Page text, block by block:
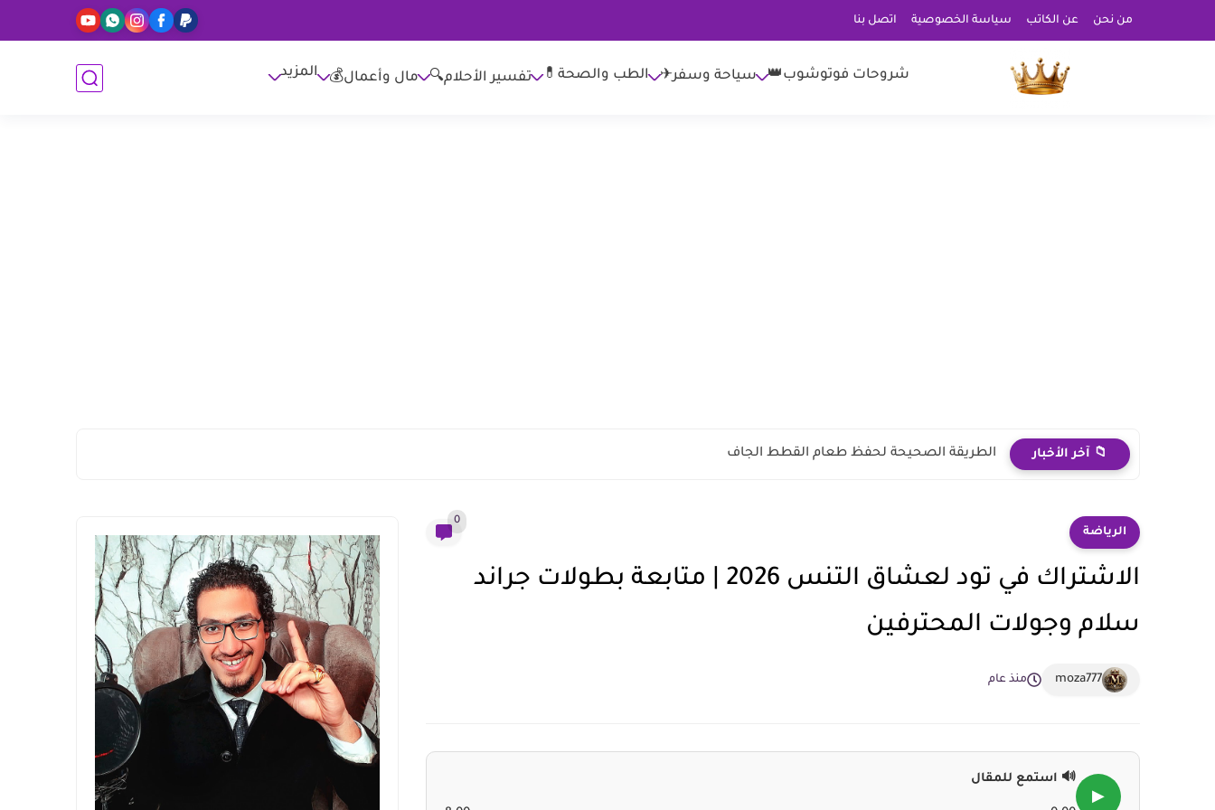
من نحن عن الكاتب سياسة الخصوصية اتصل بنا
شروحات فوتوشوب👑 سياحة وسفر✈ الطب والصحة💊 تفسير الأحلام🔍 مال وأعمال💰 المزيد
📁 آخر الأخبار الطريقة الصحيحة لحفظ طعام القطط الجاف
الرياضة
0
الاشتراك في تود لعشاق التنس 2026 | متابعة بطولات جراند
سلام وجولات المحترفين
moza777 منذ عام
▶
🔊 استمع للمقال